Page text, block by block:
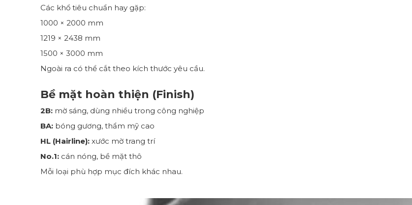
Các khổ tiêu chuẩn hay gặp:
1000 × 2000 mm
1219 × 2438 mm
1500 × 3000 mm
Ngoài ra có thể cắt theo kích thước yêu cầu.
Bề mặt hoàn thiện (Finish)
2B: mờ sáng, dùng nhiều trong công nghiệp
BA: bóng gương, thẩm mỹ cao
HL (Hairline): xước mờ trang trí
No.1: cán nóng, bề mặt thô
Mỗi loại phù hợp mục đích khác nhau.